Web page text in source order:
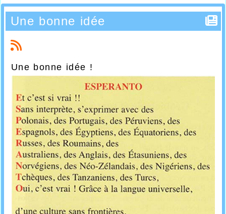
Une bonne idée
Une bonne idée !